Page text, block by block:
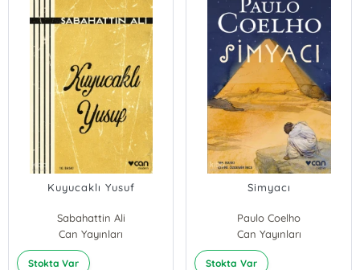
Kuyucaklı Yusuf
Sabahattin Ali
Can Yayınları
Stokta Var
Simyacı
Paulo Coelho
Can Yayınları
Stokta Var